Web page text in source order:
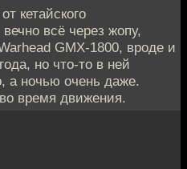
кетайского
всё через жопу,
GMX-1800, вроде и
но что-то в ней
а ночью очень даже.
время движения.